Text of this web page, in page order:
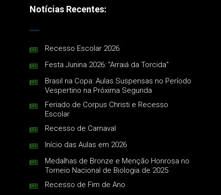
Notícias Recentes:
Recesso Escolar 2026
Festa Junina 2026: "Arraiá da Torcida"
Brasil na Copa: Aulas Suspensas no Período
Vespertino na Próxima Segunda
Feriado de Corpus Christi e Recesso
Escolar
Recesso de Carnaval
Início das Aulas em 2026
Medalhas de Bronze e Menção Honrosa no
Torneio Nacional de Biologia de 2025
Recesso de Fim de Ano